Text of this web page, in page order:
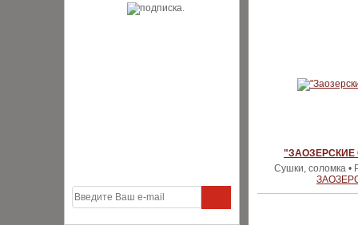
Сушки, соломка •